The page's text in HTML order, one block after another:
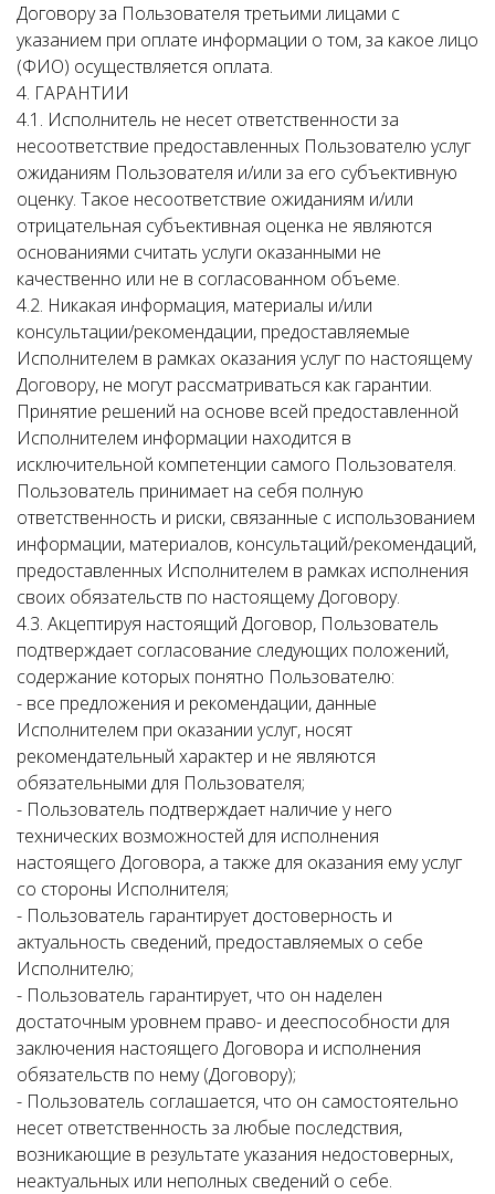
Договору за Пользователя третьими лицами с
указанием при оплате информации о том, за какое лицо
(ФИО) осуществляется оплата.
4. ГАРАНТИИ
4.1. Исполнитель не несет ответственности за
несоответствие предоставленных Пользователю услуг
ожиданиям Пользователя и/или за его субъективную
оценку. Такое несоответствие ожиданиям и/или
отрицательная субъективная оценка не являются
основаниями считать услуги оказанными не
качественно или не в согласованном объеме.
4.2. Никакая информация, материалы и/или
консультации/рекомендации, предоставляемые
Исполнителем в рамках оказания услуг по настоящему
Договору, не могут рассматриваться как гарантии.
Принятие решений на основе всей предоставленной
Исполнителем информации находится в
исключительной компетенции самого Пользователя.
Пользователь принимает на себя полную
ответственность и риски, связанные с использованием
информации, материалов, консультаций/рекомендаций,
предоставленных Исполнителем в рамках исполнения
своих обязательств по настоящему Договору.
4.3. Акцептируя настоящий Договор, Пользователь
подтверждает согласование следующих положений,
содержание которых понятно Пользователю:
- все предложения и рекомендации, данные
Исполнителем при оказании услуг, носят
рекомендательный характер и не являются
обязательными для Пользователя;
- Пользователь подтверждает наличие у него
технических возможностей для исполнения
настоящего Договора, а также для оказания ему услуг
со стороны Исполнителя;
- Пользователь гарантирует достоверность и
актуальность сведений, предоставляемых о себе
Исполнителю;
- Пользователь гарантирует, что он наделен
достаточным уровнем право- и дееспособности для
заключения настоящего Договора и исполнения
обязательств по нему (Договору);
- Пользователь соглашается, что он самостоятельно
несет ответственность за любые последствия,
возникающие в результате указания недостоверных,
неактуальных или неполных сведений о себе.